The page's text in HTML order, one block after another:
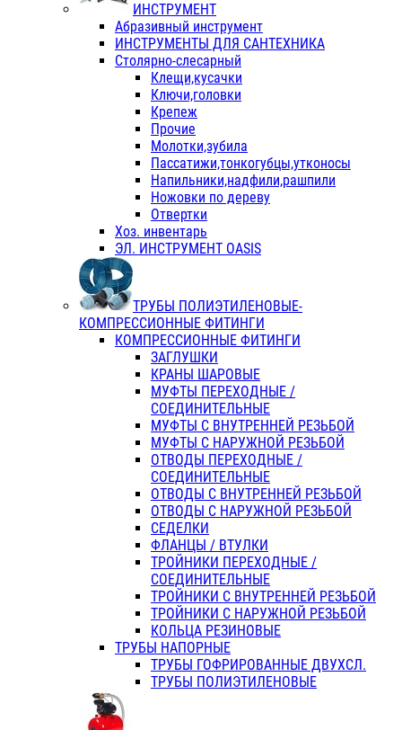
ИНСТРУМЕНТ
Абразивный инструмент
ИНСТРУМЕНТЫ ДЛЯ САНТЕХНИКА
Столярно-слесарный
Клещи,кусачки
Ключи,головки
Крепеж
Прочие
Молотки,зубила
Пассатижи,тонкогубцы,утконосы
Напильники,надфили,рашпили
Ножовки по дереву
Отвертки
Хоз. инвентарь
ЭЛ. ИНСТРУМЕНТ OASIS
ТРУБЫ ПОЛИЭТИЛЕНОВЫЕ-
КОМПРЕССИОННЫЕ ФИТИНГИ
КОМПРЕССИОННЫЕ ФИТИНГИ
ЗАГЛУШКИ
КРАНЫ ШАРОВЫЕ
МУФТЫ ПЕРЕХОДНЫЕ /
СОЕДИНИТЕЛЬНЫЕ
МУФТЫ С ВНУТРЕННЕЙ РЕЗЬБОЙ
МУФТЫ С НАРУЖНОЙ РЕЗЬБОЙ
ОТВОДЫ ПЕРЕХОДНЫЕ /
СОЕДИНИТЕЛЬНЫЕ
ОТВОДЫ С ВНУТРЕННЕЙ РЕЗЬБОЙ
ОТВОДЫ С НАРУЖНОЙ РЕЗЬБОЙ
СЕДЕЛКИ
ФЛАНЦЫ / ВТУЛКИ
ТРОЙНИКИ ПЕРЕХОДНЫЕ /
СОЕДИНИТЕЛЬНЫЕ
ТРОЙНИКИ С ВНУТРЕННЕЙ РЕЗЬБОЙ
ТРОЙНИКИ С НАРУЖНОЙ РЕЗЬБОЙ
КОЛЬЦА РЕЗИНОВЫЕ
ТРУБЫ НАПОРНЫЕ
ТРУБЫ ГОФРИРОВАННЫЕ ДВУХСЛ.
ТРУБЫ ПОЛИЭТИЛЕНОВЫЕ